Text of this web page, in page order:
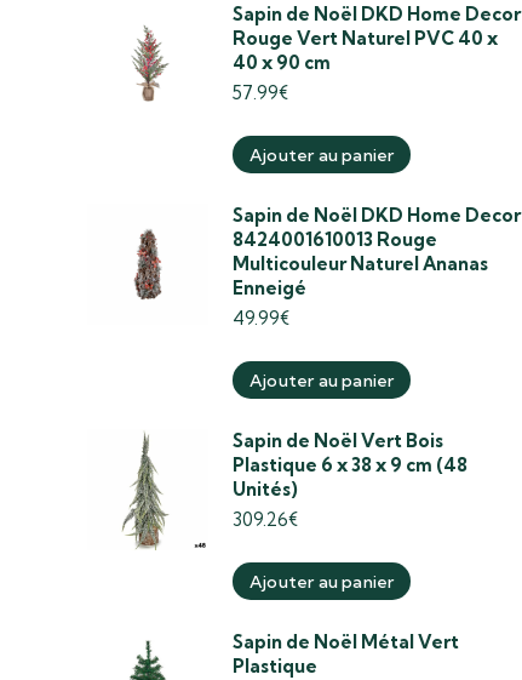
Sapin de Noël DKD Home Decor
Rouge Vert Naturel PVC 40 x
40 x 90 cm
57.99€
Ajouter au panier
Sapin de Noël DKD Home Decor
8424001610013 Rouge
Multicouleur Naturel Ananas
Enneigé
49.99€
Ajouter au panier
Sapin de Noël Vert Bois
Plastique 6 x 38 x 9 cm (48
Unités)
309.26€
Ajouter au panier
Sapin de Noël Métal Vert
Plastique